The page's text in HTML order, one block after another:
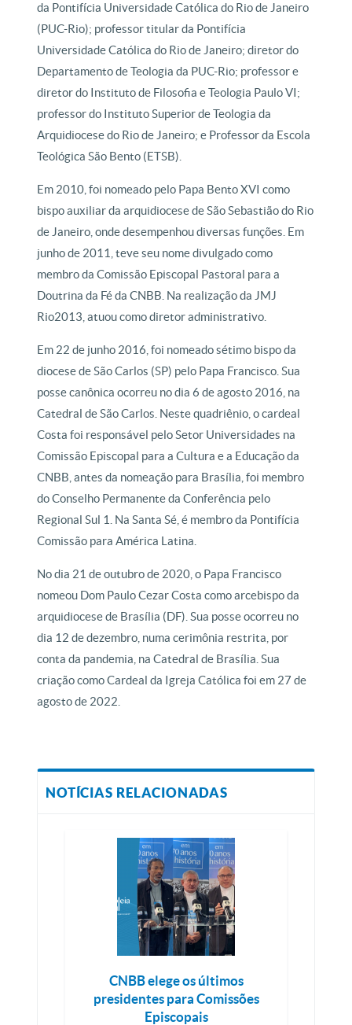
da Pontifícia Universidade Católica do Rio de Janeiro
(PUC-Rio); professor titular da Pontifícia
Universidade Católica do Rio de Janeiro; diretor do
Departamento de Teologia da PUC-Rio; professor e
diretor do Instituto de Filosofia e Teologia Paulo VI;
professor do Instituto Superior de Teologia da
Arquidiocese do Rio de Janeiro; e Professor da Escola
Teológica São Bento (ETSB).
Em 2010, foi nomeado pelo Papa Bento XVI como
bispo auxiliar da arquidiocese de São Sebastião do Rio
de Janeiro, onde desempenhou diversas funções. Em
junho de 2011, teve seu nome divulgado como
membro da Comissão Episcopal Pastoral para a
Doutrina da Fé da CNBB. Na realização da JMJ
Rio2013, atuou como diretor administrativo.
Em 22 de junho 2016, foi nomeado sétimo bispo da
diocese de São Carlos (SP) pelo Papa Francisco. Sua
posse canônica ocorreu no dia 6 de agosto 2016, na
Catedral de São Carlos. Neste quadriênio, o cardeal
Costa foi responsável pelo Setor Universidades na
Comissão Episcopal para a Cultura e a Educação da
CNBB, antes da nomeação para Brasília, foi membro
do Conselho Permanente da Conferência pelo
Regional Sul 1. Na Santa Sé, é membro da Pontifícia
Comissão para América Latina.
No dia 21 de outubro de 2020, o Papa Francisco
nomeou Dom Paulo Cezar Costa como arcebispo da
arquidiocese de Brasília (DF). Sua posse ocorreu no
dia 12 de dezembro, numa cerimônia restrita, por
conta da pandemia, na Catedral de Brasília. Sua
criação como Cardeal da Igreja Católica foi em 27 de
agosto de 2022.
NOTÍCIAS RELACIONADAS
CNBB elege os últimos
presidentes para Comissões
Episcopais